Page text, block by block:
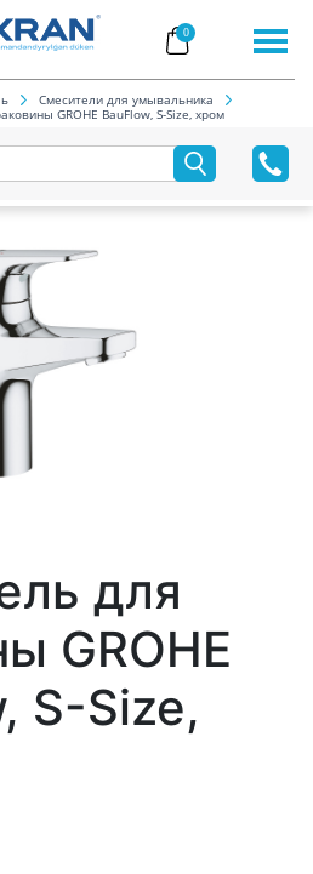
0
Смесители для умывальника
GROHE BauFlow, S-Size, хром
для
GROHE
S-Size,